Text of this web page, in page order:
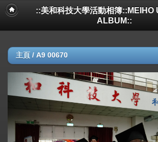
::美和科技大學活動相簿::MEIHO
ALBUM::
主頁 / A9 00670